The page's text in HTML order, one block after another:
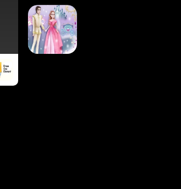
والتلوين المتوهج
للأطفال